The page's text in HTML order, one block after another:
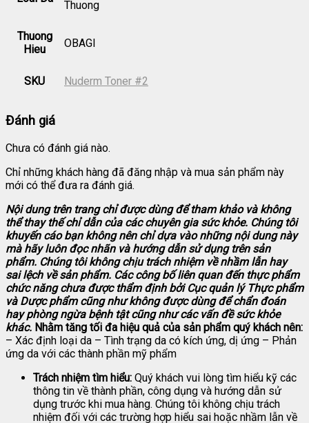
Thuong
Thuong
Hieu
OBAGI
SKU Nuderm Toner #2
Đánh giá
Chưa có đánh giá nào.
Chỉ những khách hàng đã đăng nhập và mua sản phẩm này
mới có thể đưa ra đánh giá.
Nội dung trên trang chỉ được dùng để tham khảo và không
thể thay thế chỉ dẫn của các chuyên gia sức khỏe. Chúng tôi
khuyến cáo bạn không nên chỉ dựa vào những nội dung này
mà hãy luôn đọc nhãn và hướng dẫn sử dụng trên sản
phẩm. Chúng tôi không chịu trách nhiệm về nhầm lẫn hay
sai lệch về sản phẩm. Các công bố liên quan đến thực phẩm
chức năng chưa được thẩm định bởi Cục quản lý Thực phẩm
và Dược phẩm cũng như không được dùng để chẩn đoán
hay phòng ngừa bệnh tật cũng như các vấn đề sức khỏe
khác. Nhằm tăng tối đa hiệu quả của sản phẩm quý khách nên:
– Xác định loại da – Tình trạng da có kích ứng, dị ứng – Phản
ứng da với các thành phần mỹ phẩm
Trách nhiệm tìm hiểu: Quý khách vui lòng tìm hiểu kỹ các
thông tin về thành phần, công dụng và hướng dẫn sử
dụng trước khi mua hàng. Chúng tôi không chịu trách
nhiệm đối với các trường hợp hiểu sai hoặc nhầm lẫn về